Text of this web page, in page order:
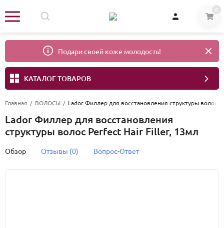
0
Подари своей коже молодость!
КАТАЛОГ ТОВАРОВ
Главная / ВОЛОСЫ / Lador Филлер для восстановления структуры волос
Lador Филлер для восстановления
структуры волос Perfect Hair Filler, 13мл
Обзор Отзывы (0) Вопрос-Ответ